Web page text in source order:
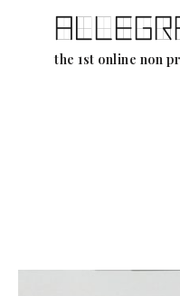
the 1st online non